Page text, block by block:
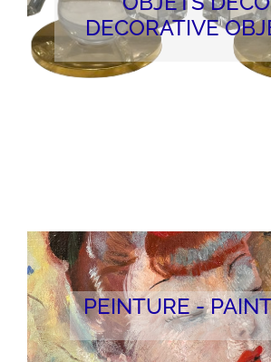
OBJETS
DECORATIVE
PEINTURE -